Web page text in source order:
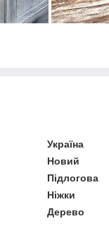
Україна
Новий
Підлогова
Ніжки
Дерево